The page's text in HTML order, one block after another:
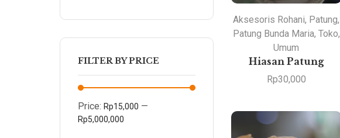
Aksesoris Rohani, Patung,
Patung Bunda Maria, Toko,
Umum
Hiasan Patung
Rp30,000
FILTER BY PRICE
Price: Rp15,000 —
Rp5,000,000